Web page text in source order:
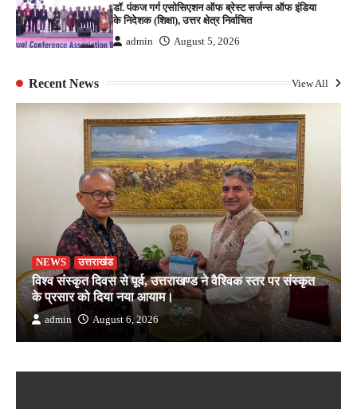
डॉ. पंकज गर्ग एसोसिएशन ऑफ ब्रेस्ट सर्जन्स ऑफ इंडिया
के निदेशक (शिक्षा), उत्तर क्षेत्र निर्वाचित
admin August 5, 2026
Recent News View All
NEWS उत्तराखंड
विश्व संस्कृत दिवस से पूर्व, उत्तराखण्ड ने वैश्विक स्तर पर संस्कृत
के प्रसार को दिया नया आयाम।
admin August 6, 2026